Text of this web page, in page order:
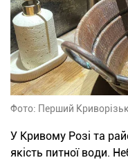
Фото: Перший
У Кривому Розі та
якість питної води.